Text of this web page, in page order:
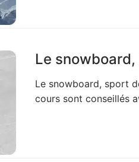
Le
Le snowboard, sport
cours sont conseillés